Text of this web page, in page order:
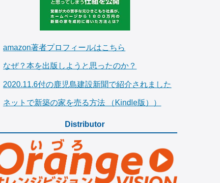
amazon著者プロフィールはこちら
なぜ？本を出版しようと思ったのか？
2020.11.6付の鹿児島建設新聞で紹介されました
ネットで新築の家を売る方法 （Kindle版））
Distributor